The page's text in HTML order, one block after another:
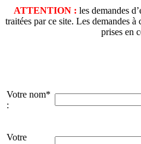
ATTENTION : les demandes
traitées par ce site. Les demandes à
prises en
Votre nom*
:
Votre